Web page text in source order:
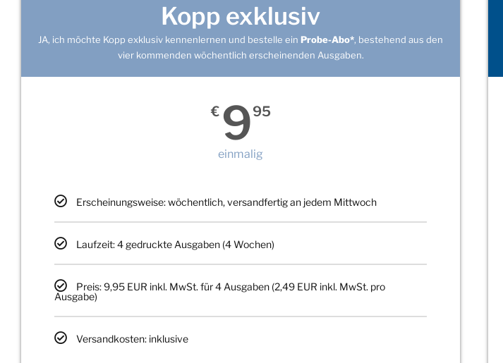
Kopp exklusiv
JA, ich möchte Kopp exklusiv kennenlernen und bestelle ein Probe-Abo*, bestehend aus den
vier kommenden wöchentlich erscheinenden Ausgaben.
€ 995
einmalig
Erscheinungsweise: wöchentlich, versandfertig an jedem Mittwoch
Laufzeit: 4 gedruckte Ausgaben (4 Wochen)
Preis: 9,95 EUR inkl. MwSt. für 4 Ausgaben (2,49 EUR inkl. MwSt. pro
Ausgabe)
Versandkosten: inklusive